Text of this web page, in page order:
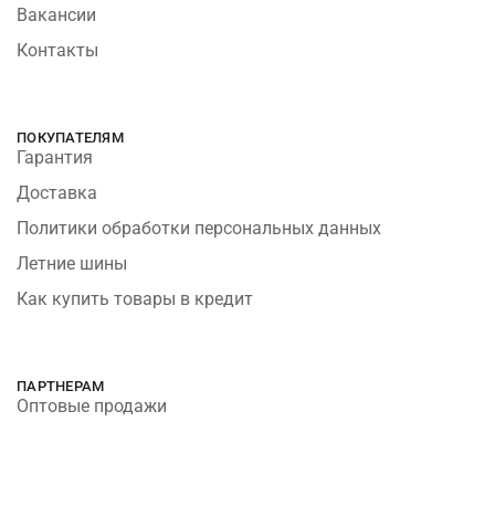
Вакансии
Контакты
ПОКУПАТЕЛЯМ
Гарантия
Доставка
Политики обработки персональных данных
Летние шины
Как купить товары в кредит
ПАРТНЕРАМ
Оптовые продажи